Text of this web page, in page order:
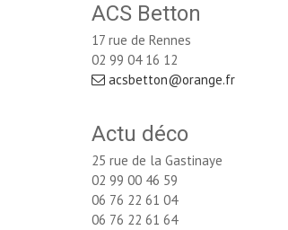
ACS Betton
17 rue de Rennes
02 99 04 16 12
acsbetton@orange.fr
Actu déco
25 rue de la Gastinaye
02 99 00 46 59
06 76 22 61 04
06 76 22 61 64